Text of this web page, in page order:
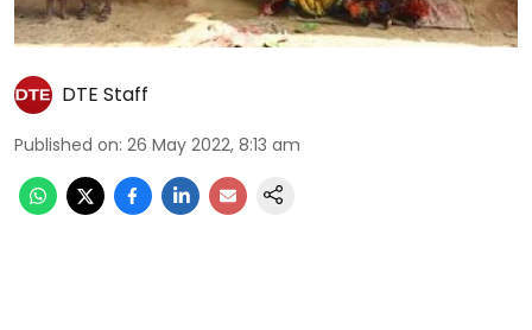
DTE Staff
Published on: 26 May 2022, 8:13 am